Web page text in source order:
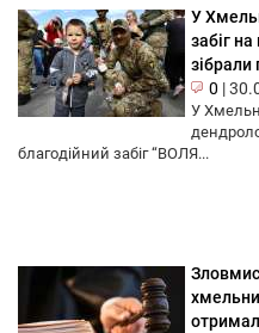
У
забіг
зібрали
0 |
У
благодійний забіг “ВОЛЯ...